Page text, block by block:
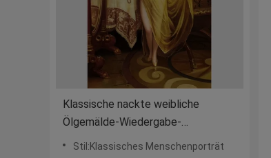
Klassische nackte weibliche
Ölgemälde-Wiedergabe-
handgemaltes Leute-Ölgemälde
Stil:Klassisches Menschenporträt